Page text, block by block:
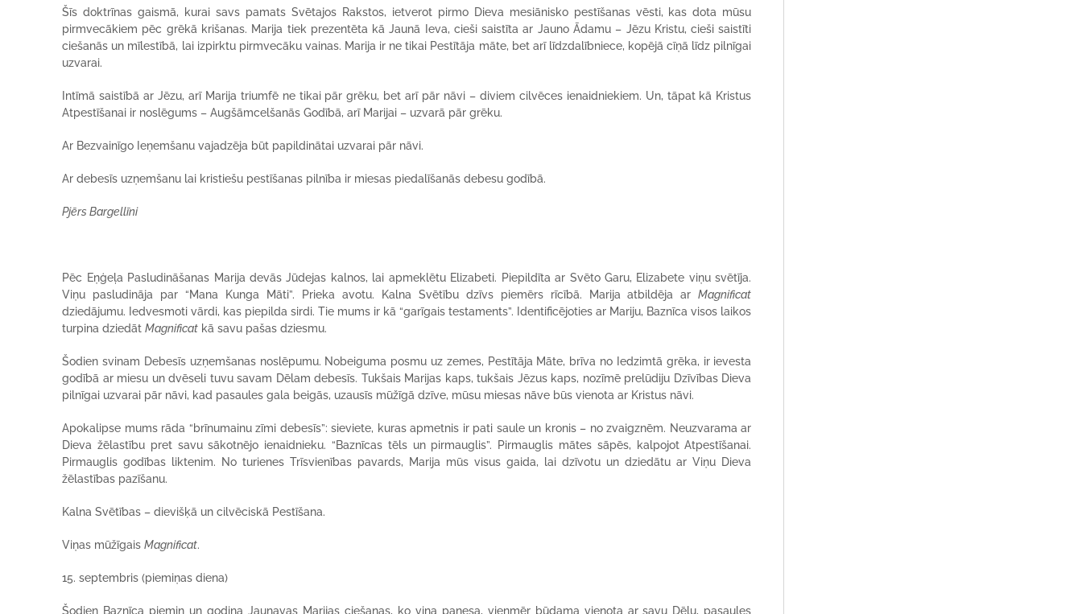
Šīs doktrīnas gaismā, kurai savs pamats Svētajos Rakstos, ietverot pirmo Dieva mesiānisko pestīšanas vēsti, kas dota mūsu
pirmvecākiem pēc grēkā krišanas. Marija tiek prezentēta kā Jaunā Ieva, cieši saistīta ar Jauno Ādamu – Jēzu Kristu, cieši saistīti
ciešanās un mīlestībā, lai izpirktu pirmvecāku vainas. Marija ir ne tikai Pestītāja māte, bet arī līdzdalībniece, kopējā cīņā līdz pilnīgai
uzvarai.
Intīmā saistībā ar Jēzu, arī Marija triumfē ne tikai pār grēku, bet arī pār nāvi – diviem cilvēces ienaidniekiem. Un, tāpat kā Kristus
Atpestīšanai ir noslēgums – Augšāmcelšanās Godībā, arī Marijai – uzvarā pār grēku.
Ar Bezvainīgo Ieņemšanu vajadzēja būt papildinātai uzvarai pār nāvi.
Ar debesīs uzņemšanu lai kristiešu pestīšanas pilnība ir miesas piedalīšanās debesu godībā.
Pjērs Bargellīni
Pēc Eņģeļa Pasludināšanas Marija devās Jūdejas kalnos, lai apmeklētu Elizabeti. Piepildīta ar Svēto Garu, Elizabete viņu svētīja.
Viņu pasludināja par “Mana Kunga Māti”. Prieka avotu. Kalna Svētību dzīvs piemērs rīcībā. Marija atbildēja arMagnificat
dziedājumu. Iedvesmoti vārdi, kas piepilda sirdi. Tie mums ir kā “garīgais testaments”. Identificējoties ar Mariju, Baznīca visos laikos
turpina dziedātMagnificat kā savu pašas dziesmu.
Šodien svinam Debesīs uzņemšanas noslēpumu. Nobeiguma posmu uz zemes, Pestītāja Māte, brīva no Iedzimtā grēka, ir ievesta
godībā ar miesu un dvēseli tuvu savam Dēlam debesīs. Tukšais Marijas kaps, tukšais Jēzus kaps, nozīmē prelūdiju Dzīvības Dieva
pilnīgai uzvarai pār nāvi, kad pasaules gala beigās, uzausīs mūžīgā dzīve, mūsu miesas nāve būs vienota ar Kristus nāvi.
Apokalipse mums rāda “brīnumainu zīmi debesīs”: sieviete, kuras apmetnis ir pati saule un kronis – no zvaigznēm. Neuzvarama ar
Dieva žēlastību pret savu sākotnējo ienaidnieku. “Baznīcas tēls un pirmauglis”. Pirmauglis mātes sāpēs, kalpojot Atpestīšanai.
Pirmauglis godības liktenim. No turienes Trīsvienības pavards, Marija mūs visus gaida, lai dzīvotu un dziedātu ar Viņu Dieva
žēlastības pazīšanu.
Kalna Svētības – dievišķā un cilvēciskā Pestīšana.
Viņas mūžīgaisMagnificat.
15. septembris (piemiņas diena)
Šodien Baznīca piemin un godina Jaunavas Marijas ciešanas, ko viņa panesa, vienmēr būdama vienota ar savu Dēlu, pasaules